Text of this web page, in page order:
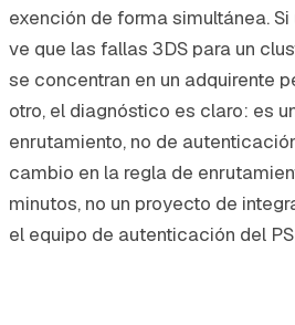
exención de forma simultánea.
ve que las fallas 3DS para un
se concentran en un adquirente
otro, el diagnóstico es claro: es
enrutamiento, no de
cambio en la regla de
minutos, no un proyecto de
el equipo de autenticación del